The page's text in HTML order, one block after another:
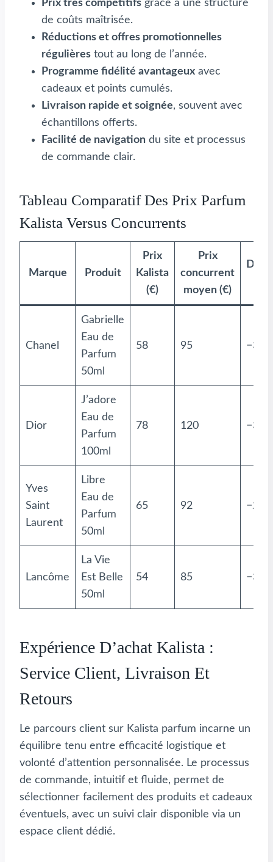
Prix très compétitifs grâce à une structure
de coûts maîtrisée.
Réductions et offres promotionnelles
régulières tout au long de l’année.
Programme fidélité avantageux avec
cadeaux et points cumulés.
Livraison rapide et soignée, souvent avec
échantillons offerts.
Facilité de navigation du site et processus
de commande clair.
Tableau Comparatif Des Prix Parfum
Kalista Versus Concurrents
Marque Produit
Prix
Kalista
(€)
Prix
concurrent
moyen (€)
Chanel
Gabrielle
Eau de
Parfum
50ml
58 95 −39%
Dior
J’adore
Eau de
Parfum
100ml
78 120 −35%
Yves
Saint
Laurent
Libre
Eau de
Parfum
50ml
65 92 −29%
Lancôme
La Vie
Est Belle
50ml
54 85 −36%
Expérience D’achat Kalista :
Service Client, Livraison Et
Retours
Le parcours client sur Kalista parfum incarne un
équilibre tenu entre efficacité logistique et
volonté d’attention personnalisée. Le processus
de commande, intuitif et fluide, permet de
sélectionner facilement des produits et cadeaux
éventuels, avec un suivi clair disponible via un
espace client dédié.